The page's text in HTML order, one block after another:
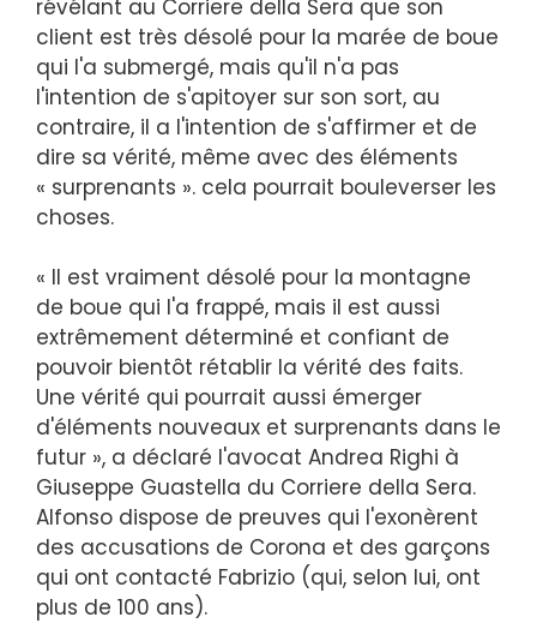
révélant au Corriere della Sera que son
client est très désolé pour la marée de boue
qui l'a submergé, mais qu'il n'a pas
l'intention de s'apitoyer sur son sort, au
contraire, il a l'intention de s'affirmer et de
dire sa vérité, même avec des éléments
« surprenants ». cela pourrait bouleverser les
choses.
« Il est vraiment désolé pour la montagne
de boue qui l'a frappé, mais il est aussi
extrêmement déterminé et confiant de
pouvoir bientôt rétablir la vérité des faits.
Une vérité qui pourrait aussi émerger
d'éléments nouveaux et surprenants dans le
futur », a déclaré l'avocat Andrea Righi à
Giuseppe Guastella du Corriere della Sera.
Alfonso dispose de preuves qui l'exonèrent
des accusations de Corona et des garçons
qui ont contacté Fabrizio (qui, selon lui, ont
plus de 100 ans).